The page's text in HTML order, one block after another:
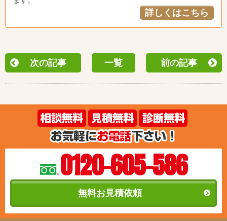
詳しくはこちら
次の記事 一覧 前の記事
0120-605-586
無料お見積依頼